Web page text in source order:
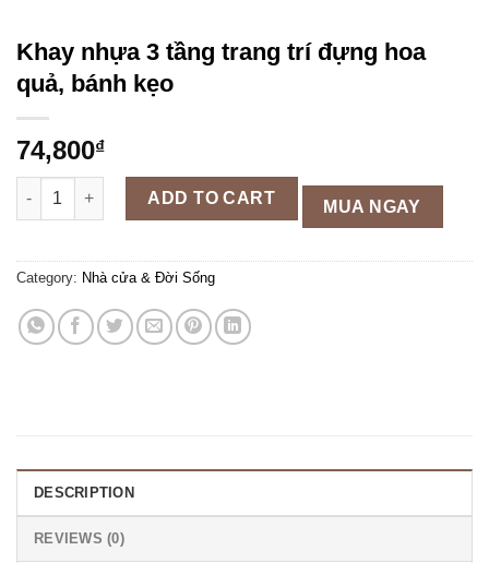
Khay nhựa 3 tầng trang trí đựng hoa
quả, bánh kẹo
74,800₫
Khay nhựa 3 tầng trang trí đựng hoa quả, bánh kẹo quantity
ADD TO CART MUA NGAY
Category: Nhà cửa & Đời Sống
DESCRIPTION
REVIEWS (0)